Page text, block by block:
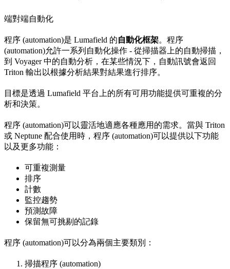
端對端自動化
程序 (automation)是 Lumafield 的自動化框架。程序
(automation)允許一系列自動化操作 - 從掃描器上的自動掃描，
到 Voyager 中的自動分析，在某些情況下，自動訊號會返回
Triton 輸出以根據分析結果對結果進行排序。
目標是透過 Lumafield 平台上的所有可用功能提供可重複的分
析和決策。
程序 (automation)可以靈活地適應各種應用的需求。當與 Triton
或 Neptune 配合使用時，程序 (automation)可以提供以下功能
以及更多功能：
可重複測量
排序
計數
監控趨勢
預測故障
保留無可挑剔的記錄
程序 (automation)可以分為兩個主要類別：
掃描程序 (automation)